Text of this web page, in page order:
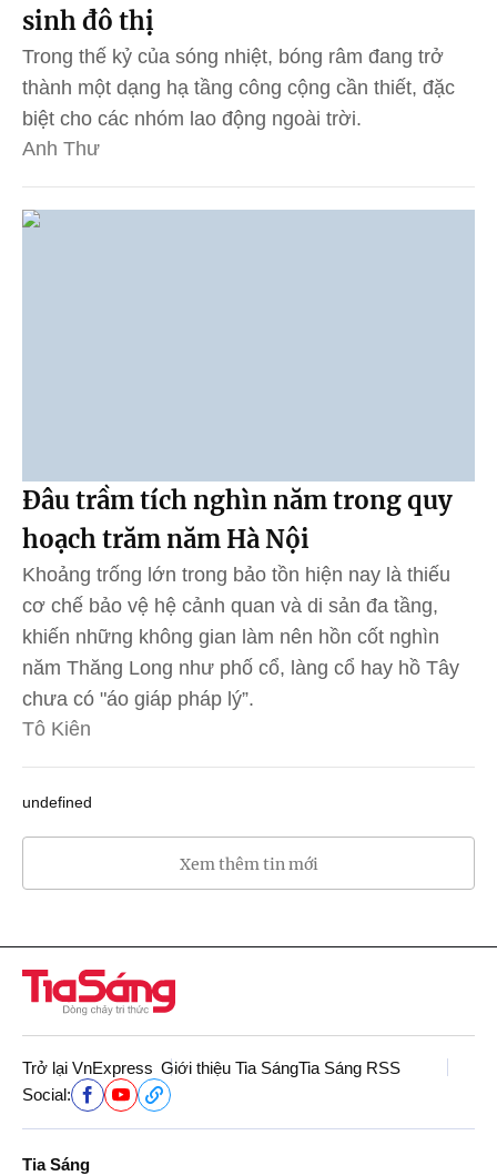
sinh đô thị
Trong thế kỷ của sóng nhiệt, bóng râm đang trở
thành một dạng hạ tầng công cộng cần thiết, đặc
biệt cho các nhóm lao động ngoài trời.
Anh Thư
Đâu trầm tích nghìn năm trong quy
hoạch trăm năm Hà Nội
Khoảng trống lớn trong bảo tồn hiện nay là thiếu
cơ chế bảo vệ hệ cảnh quan và di sản đa tầng,
khiến những không gian làm nên hồn cốt nghìn
năm Thăng Long như phố cổ, làng cổ hay hồ Tây
chưa có "áo giáp pháp lý”.
Tô Kiên
undefined
Xem thêm tin mới
Trở lại VnExpress Giới thiệu Tia SángTia Sáng RSS
Social:
Tia Sáng